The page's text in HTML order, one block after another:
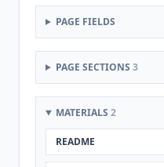
PAGE FIELDS
PAGE SECTIONS 3
MATERIALS 2
README